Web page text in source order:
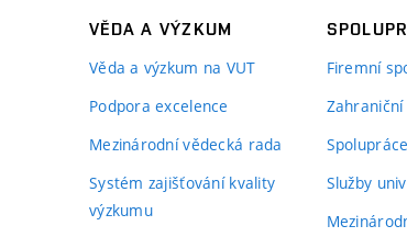
VĚDA A VÝZKUM
Věda a výzkum na VUT
Podpora excelence
Mezinárodní vědecká rada
Systém zajišťování kvality
výzkumu
Firemní
Služby